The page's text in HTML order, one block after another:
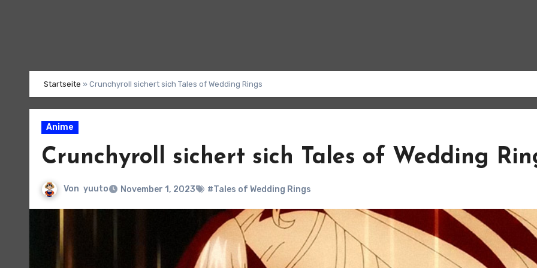
Startseite » Crunchyroll sichert sich Tales of Wedding Rings
Anime
Crunchyroll sichert sich Tales of Wedding
Von yuuto November 1, 2023 #Tales of Wedding Rings